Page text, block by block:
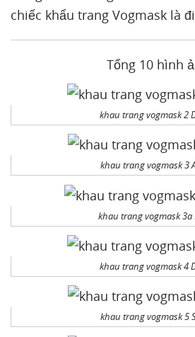
chiếc khẩu trang Vogmask là
Tổng 10 hình
khau trang vogmask 2
khau trang vogmask 3
khau trang vogmask 3a
khau trang vogmask 4
khau trang vogmask 5